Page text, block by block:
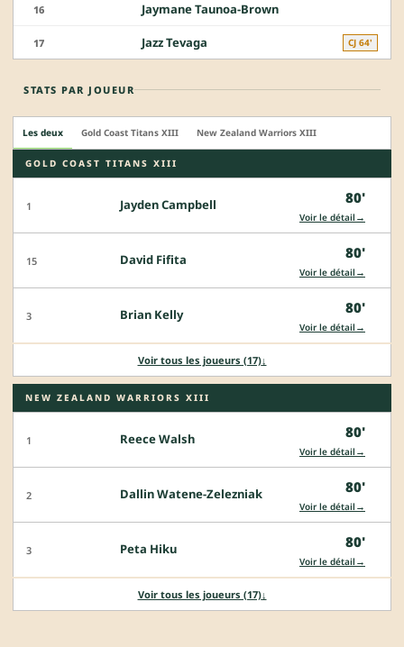
16 Jaymane Taunoa-Brown
17 Jazz Tevaga CJ 64'
STATS PAR JOUEUR
Les deux Gold Coast Titans XIII New Zealand Warriors XIII
GOLD COAST TITANS XIII
1 Jayden Campbell 80'
Voir le détail →
15 David Fifita 80'
Voir le détail →
3 Brian Kelly 80'
Voir le détail →
Voir tous les joueurs (17)↓
NEW ZEALAND WARRIORS XIII
1 Reece Walsh 80'
Voir le détail →
2 Dallin Watene-Zelezniak 80'
Voir le détail →
3 Peta Hiku 80'
Voir le détail →
Voir tous les joueurs (17)↓